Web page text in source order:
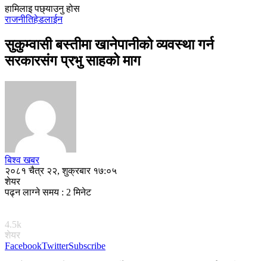
हामिलाइ पछ्याउनु होस
राजनीतिहेडलाईन
सुकुम्वासी बस्तीमा खानेपानीको व्यवस्था गर्न
सरकारसंग प्रभु साहको माग
बिश्व खबर
२०८१ चैत्र २२, शुक्रबार १७:०५
शेयर
पढ्न लाग्ने समय : 2 मिनेट
4.5k
शेयर
FacebookTwitterSubscribe